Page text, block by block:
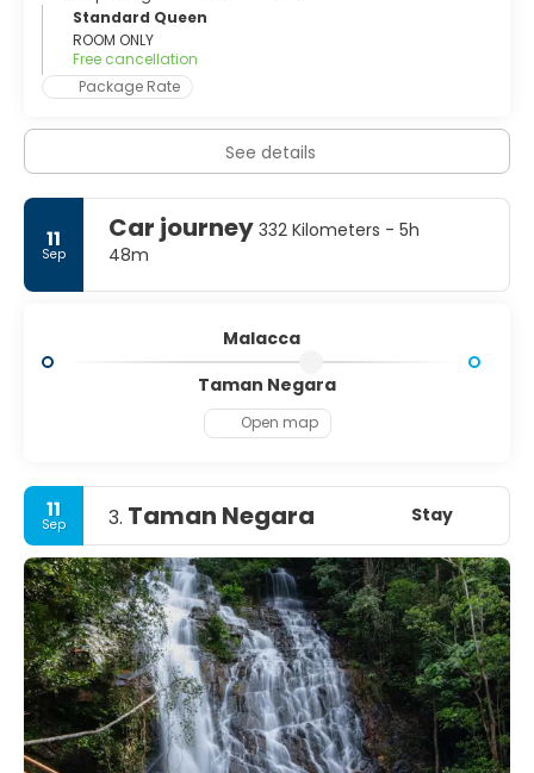
Standard Queen
ROOM ONLY
Free cancellation
Package Rate
See details
11
Sep
Car journey 332 Kilometers - 5h
48m
Malacca
Taman Negara
Open map
11
Sep 3. Taman Negara Stay